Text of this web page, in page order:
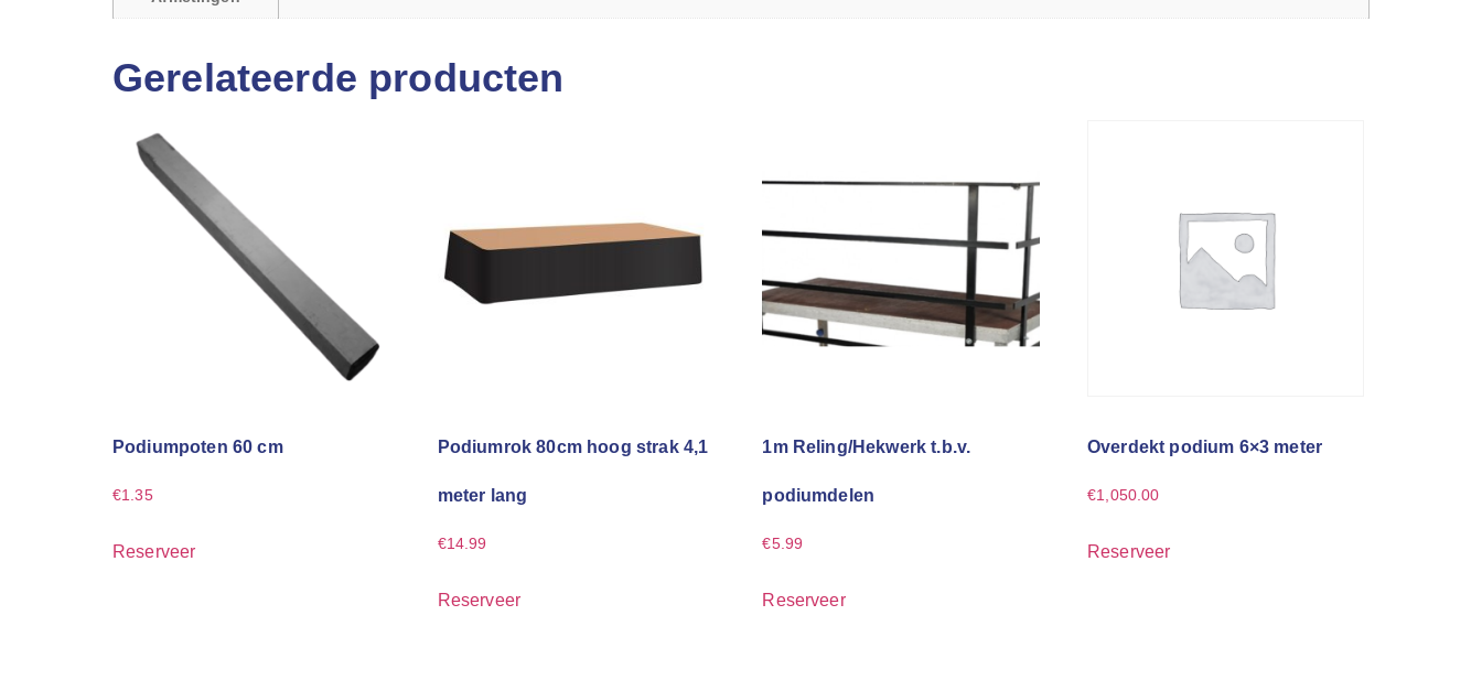
Gerelateerde producten
Podiumpoten 60 cm
€1.35
Reserveer
Podiumrok 80cm hoog strak 4,1
meter lang
€14.99
Reserveer
1m Reling/Hekwerk t.b.v.
podiumdelen
€5.99
Reserveer
Overdekt podium 6×3 meter
€1,050.00
Reserveer